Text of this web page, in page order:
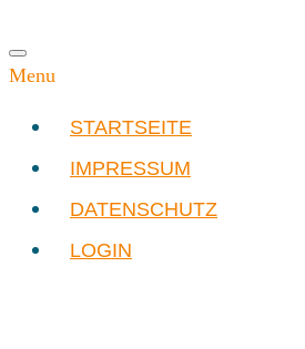
Menu
STARTSEITE
IMPRESSUM
DATENSCHUTZ
LOGIN